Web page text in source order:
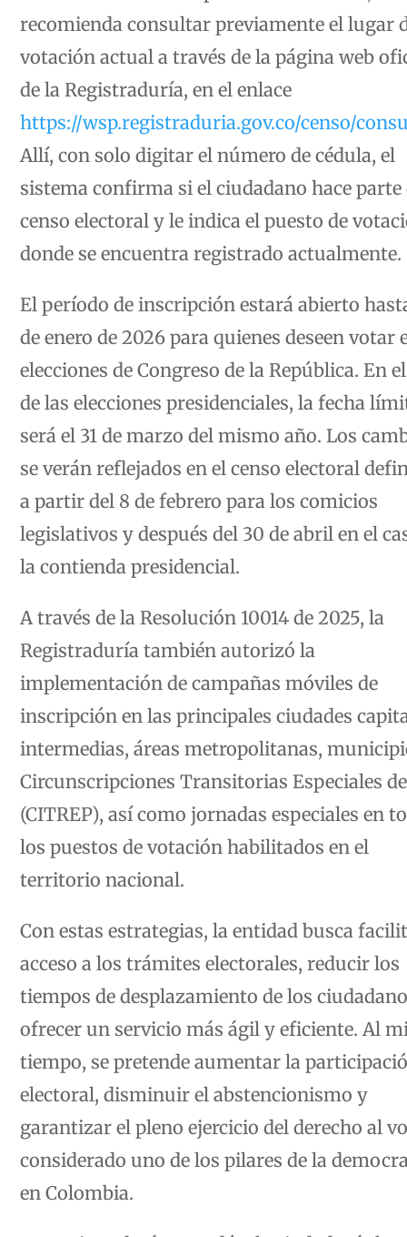
recomienda consultar previamente el lugar
votación actual a través de la página web
de la Registraduría, en el enlace
https://wsp.registraduria.gov.co/censo/
Allí, con solo digitar el número de cédula, el
sistema confirma si el ciudadano hace parte
censo electoral y le indica el puesto de
donde se encuentra registrado actualmente.
El período de inscripción estará abierto
de enero de 2026 para quienes deseen votar
elecciones de Congreso de la República. En
de las elecciones presidenciales, la fecha
será el 31 de marzo del mismo año. Los
se verán reflejados en el censo electoral
a partir del 8 de febrero para los comicios
legislativos y después del 30 de abril en el
la contienda presidencial.
A través de la Resolución 10014 de 2025, la
Registraduría también autorizó la
implementación de campañas móviles de
inscripción en las principales ciudades
intermedias, áreas metropolitanas,
Circunscripciones Transitorias Especiales
(CITREP), así como jornadas especiales en
los puestos de votación habilitados en el
territorio nacional.
Con estas estrategias, la entidad busca
acceso a los trámites electorales, reducir los
tiempos de desplazamiento de los
ofrecer un servicio más ágil y eficiente. Al
tiempo, se pretende aumentar la
electoral, disminuir el abstencionismo y
garantizar el pleno ejercicio del derecho al
considerado uno de los pilares de la
en Colombia.